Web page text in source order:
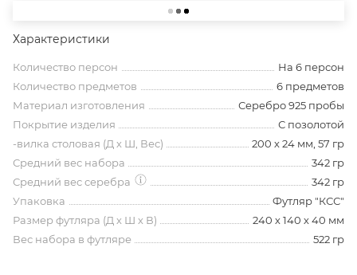
Характеристики
Количество персон
На 6 персон
Количество предметов
6 предметов
Материал изготовления
Серебро 925 пробы
Покрытие изделия
С позолотой
-вилка столовая (Д х Ш, Вес)
200 х 24 мм, 57 гр
Средний вес набора
342 гр
Средний вес серебра
342 гр
Упаковка
Футляр "КСС"
Размер футляра (Д х Ш х В)
240 х 140 х 40 мм
Вес набора в футляре
522 гр